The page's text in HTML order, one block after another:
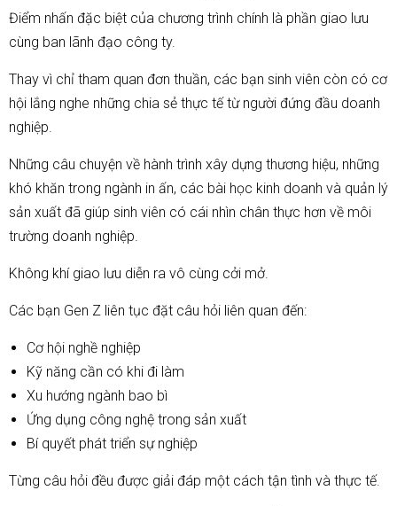
Điểm nhấn đặc biệt của chương trình chính là phần giao lưu
cùng ban lãnh đạo công ty.
Thay vì chỉ tham quan đơn thuần, các bạn sinh viên còn có cơ
hội lắng nghe những chia sẻ thực tế từ người đứng đầu doanh
nghiệp.
Những câu chuyện về hành trình xây dựng thương hiệu, những
khó khăn trong ngành in ấn, các bài học kinh doanh và quản lý
sản xuất đã giúp sinh viên có cái nhìn chân thực hơn về môi
trường doanh nghiệp.
Không khí giao lưu diễn ra vô cùng cởi mở.
Các bạn Gen Z liên tục đặt câu hỏi liên quan đến:
Cơ hội nghề nghiệp
Kỹ năng cần có khi đi làm
Xu hướng ngành bao bì
Ứng dụng công nghệ trong sản xuất
Bí quyết phát triển sự nghiệp
Từng câu hỏi đều được giải đáp một cách tận tình và thực tế.